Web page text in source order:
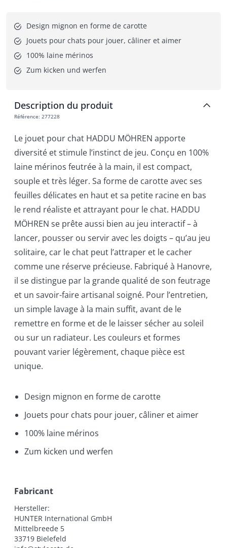
Design mignon en forme de carotte
Jouets pour chats pour jouer, câliner et aimer
100% laine mérinos
Zum kicken und werfen
Description du produit
Référence: 277228
Le jouet pour chat HADDU MÖHREN apporte
diversité et stimule l’instinct de jeu. Conçu en 100%
laine mérinos feutrée à la main, il est compact,
souple et très léger. Sa forme de carotte avec ses
feuilles délicates en haut et sa petite racine en bas
le rend réaliste et attrayant pour le chat. HADDU
MÖHREN se prête aussi bien au jeu interactif – à
lancer, pousser ou servir avec les doigts – qu’au jeu
solitaire, car le chat peut l’attraper et le cacher
comme une réserve précieuse. Fabriqué à Hanovre,
il se distingue par la grande qualité de son feutrage
et un savoir-faire artisanal soigné. Pour l’entretien,
un simple lavage à la main suffit, avant de le
remettre en forme et de le laisser sécher au soleil
ou sur un radiateur. Les couleurs et formes
pouvant varier légèrement, chaque pièce est
unique.
Design mignon en forme de carotte
Jouets pour chats pour jouer, câliner et aimer
100% laine mérinos
Zum kicken und werfen
Fabricant
Hersteller:
HUNTER International GmbH
Mittelbreede 5
33719 Bielefeld